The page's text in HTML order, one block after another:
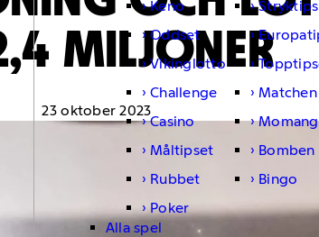
Keno
Oddset
Vikinglotto
Challenge
Matchen
Casino
Momang
Måltipset
Bomben
Rubbet
Bingo
Poker
Alla spel
MILJONER
23 oktober 2023